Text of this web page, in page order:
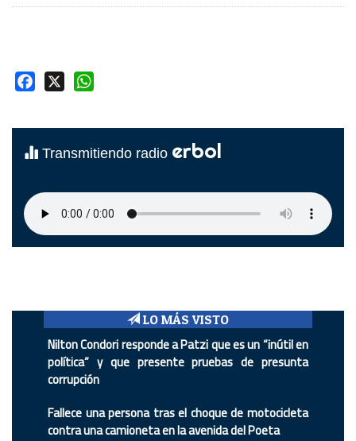
Facebook
Transmitiendo radio erbol
LO MÁS VISTO
Nilton Condori responde a Patzi que es un “inútil en
política” y que presente pruebas de presunta
corrupción
Fallece una persona tras el choque de motocicleta
contra una camioneta en la avenida del Poeta